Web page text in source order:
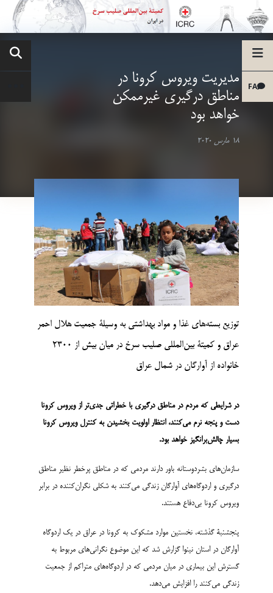
FA
مدیریت ویروس کرونا در
مناطق درگیری غیرممکن
خواهد بود
18 مارس 2020
توزیع بسته‌های غذا و مواد بهداشتی به وسیلۀ جمعیت هلال احمر
عراق و کمیتۀ بین‌المللی صلیب سرخ در میان بیش از 2300
خانواده از آوارگان در شمال عراق
در شرایطی که مردم در مناطق درگیری با خطراتی جدی‌تر از ویروس کرونا
دست و پنجه نرم می‌کنند، انتظار اولویت بخشیدن به کنترل ویروس کرونا
بسیار چالش‌برانگیز خواهد بود.
سازمان‌های بشردوستانه باور دارند مردمی که در مناطق پرخطر نظیر مناطق
درگیری و اردوگاه‌های آوارگان زندگی می‌کنند به شکلی نگران‌کننده در برابر
ویروس کرونا بی‌دفاع هستند.
پنجشنبۀ گذشته، نخستین موارد مشکوک به کرونا در عراق در یک اردوگاه
آوارگان در استان نینوا گزارش شد که این موضوع نگرانی‌های مربوط به
گسترش این بیماری در میان مردمی که در اردوگاه‌های متراکم از جمعیت
زندگی می‌کنند را افزایش می‌دهد.